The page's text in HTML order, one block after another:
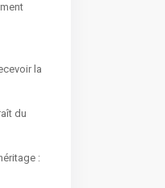
la
du
: